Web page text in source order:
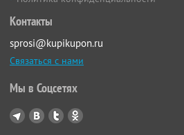
Контакты
sprosi@kupikupon.ru
Связаться с нами
Мы в Соцсетях